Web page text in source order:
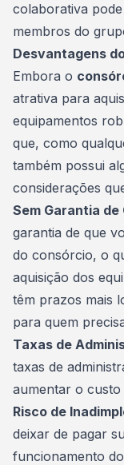
colaborativa
membros do
Desvantagens
Embora o
atrativa para
equipamentos
que, como
também possui
considerações
Sem Garantia
garantia de que
do consórcio, o
aquisição dos
têm prazos mais
para quem
Taxas de
taxas de
aumentar o
Risco de
deixar de pagar
funcionamento